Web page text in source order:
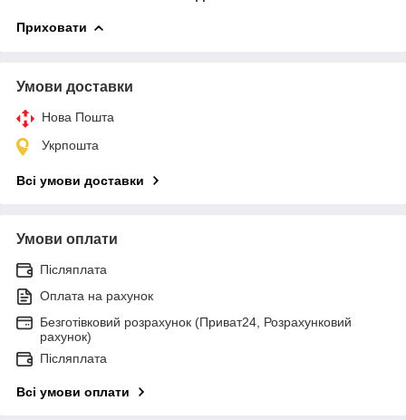
Приховати
Умови доставки
Нова Пошта
Укрпошта
Всі умови доставки
Умови оплати
Післяплата
Оплата на рахунок
Безготівковий розрахунок (Приват24, Розрахунковий
рахунок)
Післяплата
Всі умови оплати